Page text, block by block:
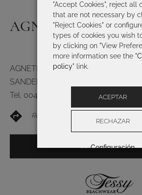
AGNETHE DOKKEN
AGNETHE DOKKEN
SANDEFJORD 3210
Tel. 004791395060
Routebeschrijving
BEKIJK OP DE KAART
"Accept Cookies", reject all
that are not necessary by
"Reject Cookies" or
types of cookies you wish
by clicking on "View
more information see the "
policy" link.
ACEPTAR
RECHAZAR
Configuración